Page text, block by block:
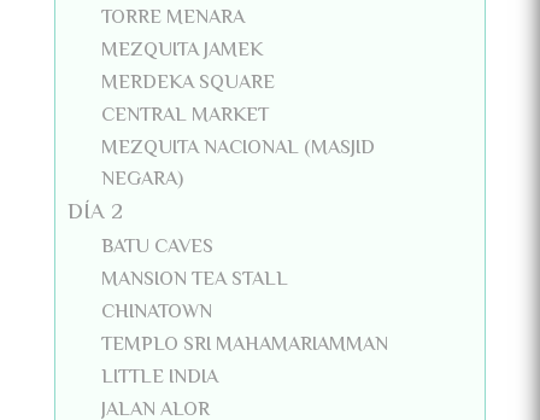
TORRE MENARA
MEZQUITA JAMEK
MERDEKA SQUARE
CENTRAL MARKET
MEZQUITA NACIONAL (MASJID
NEGARA)
DÍA 2
BATU CAVES
MANSION TEA STALL
CHINATOWN
TEMPLO SRI MAHAMARIAMMAN
LITTLE INDIA
JALAN ALOR